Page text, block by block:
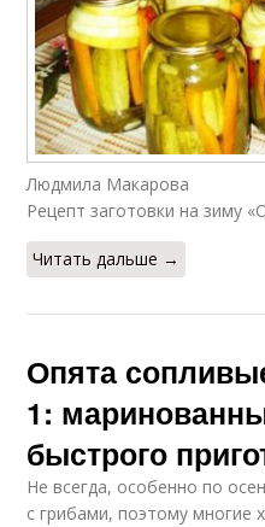
Людмила Макарова
Рецепт заготовки на зиму
Читать дальше →
Опята
1:
быстрого
Не всегда, особенно по
с грибами, поэтому многие